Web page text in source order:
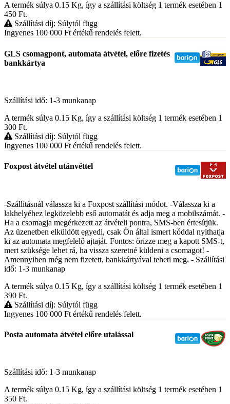
A termék súlya 0.15 Kg, így a szállítási költség 1 termék esetében 1
450 Ft.
Szállítási díj: Súlytól függ
Ingyenes 100 000 Ftértékű rendelés felett.
GLS csomagpont, automata átvétel, előre fizetés
bankkártya
Szállítási idő: 1-3 munkanap
A termék súlya 0.15 Kg, így a szállítási költség 1 termék esetében 1
300 Ft.
Szállítási díj: Súlytól függ
Ingyenes 100 000 Ft értékű rendelés felett.
Foxpost átvétel utánvéttel
-Szállításnál válassza ki a Foxpost szállítási módot. -Válassza ki a
lakhelyéhez legközelebb eső automatát és adja meg a mobilszámát. -
Ha a csomagja megérkezett az átvételi pontra, SMS-ben értesítjük.
Az üzenetben elküldött egyedi, csak Ön által ismert kóddal nyithatja
ki az automata megfelelő ajtaját. Fontos: őrizze meg a kapott SMS-t,
mert szüksége lehet rá, ha vissza szeretné küldeni a csomagot! -
Amennyiben még nem fizetett, bankkártyával teheti meg. - Szállítási
idő: 1-3 munkanap
A termék súlya 0.15 Kg, így a szállítási költség 1 termék esetében 1
390 Ft.
Szállítási díj: Súlytól függ
Ingyenes 100 000 Ft értékű rendelés felett.
Posta automata átvétel előre utalással
Szállítási idő: 1-3 munkanap
A termék súlya 0.15 Kg, így a szállítási költség 1 termék esetében 1
350 Ft.